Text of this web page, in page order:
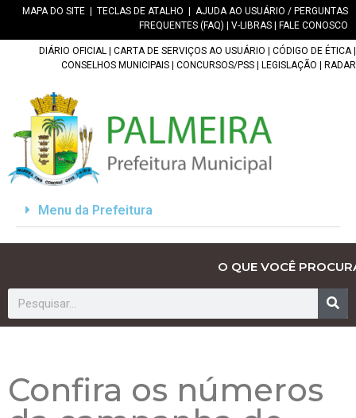
MAPA DO SITE TECLAS DE ATALHO
AJUDA AO USUÁRIO / PERGUNTAS
FREQUENTES (FAQ)
V-LIBRAS FALE CONOSCO
DIÁRIO OFICIAL CARTA DE SERVIÇOS AO USUÁRIO CÓDIGO DE ÉTICA|
CONSELHOS MUNICIPAIS
CONCURSOS/PSS LEGISLAÇÃO RADAR
Menu da Prefeitura
O QUE VOCÊ
Confira os números